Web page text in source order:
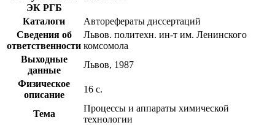
ЭК РГБ
Каталоги
Авторефераты диссертаций
Сведения об
ответственности
Львов. политехн. ин-т им. Ленинского
комсомола
Выходные
данные
Львов, 1987
Физическое
описание
16 с.
Тема
Процессы и аппараты химической
технологии